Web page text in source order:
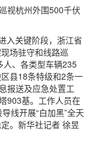
视杭州外围500千伏
入关键阶段，浙江省
场驻守和线路巡
人、各类型车辆235
县18条特级和2条一
报送及应急处置工
903基。工作人员在
线开展“白加黑”全天
。新华社记者 徐昱